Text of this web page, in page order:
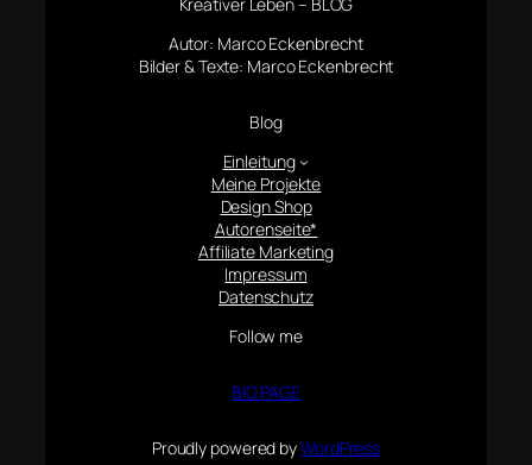
Kreativer Leben – BLOG
Autor: Marco Eckenbrecht
Bilder & Texte: Marco Eckenbrecht
Blog
Einleitung
Meine Projekte
Design Shop
Autorenseite*
Affiliate Marketing
Impressum
Datenschutz
Follow me
BIO PAGE
Proudly powered byWordPress